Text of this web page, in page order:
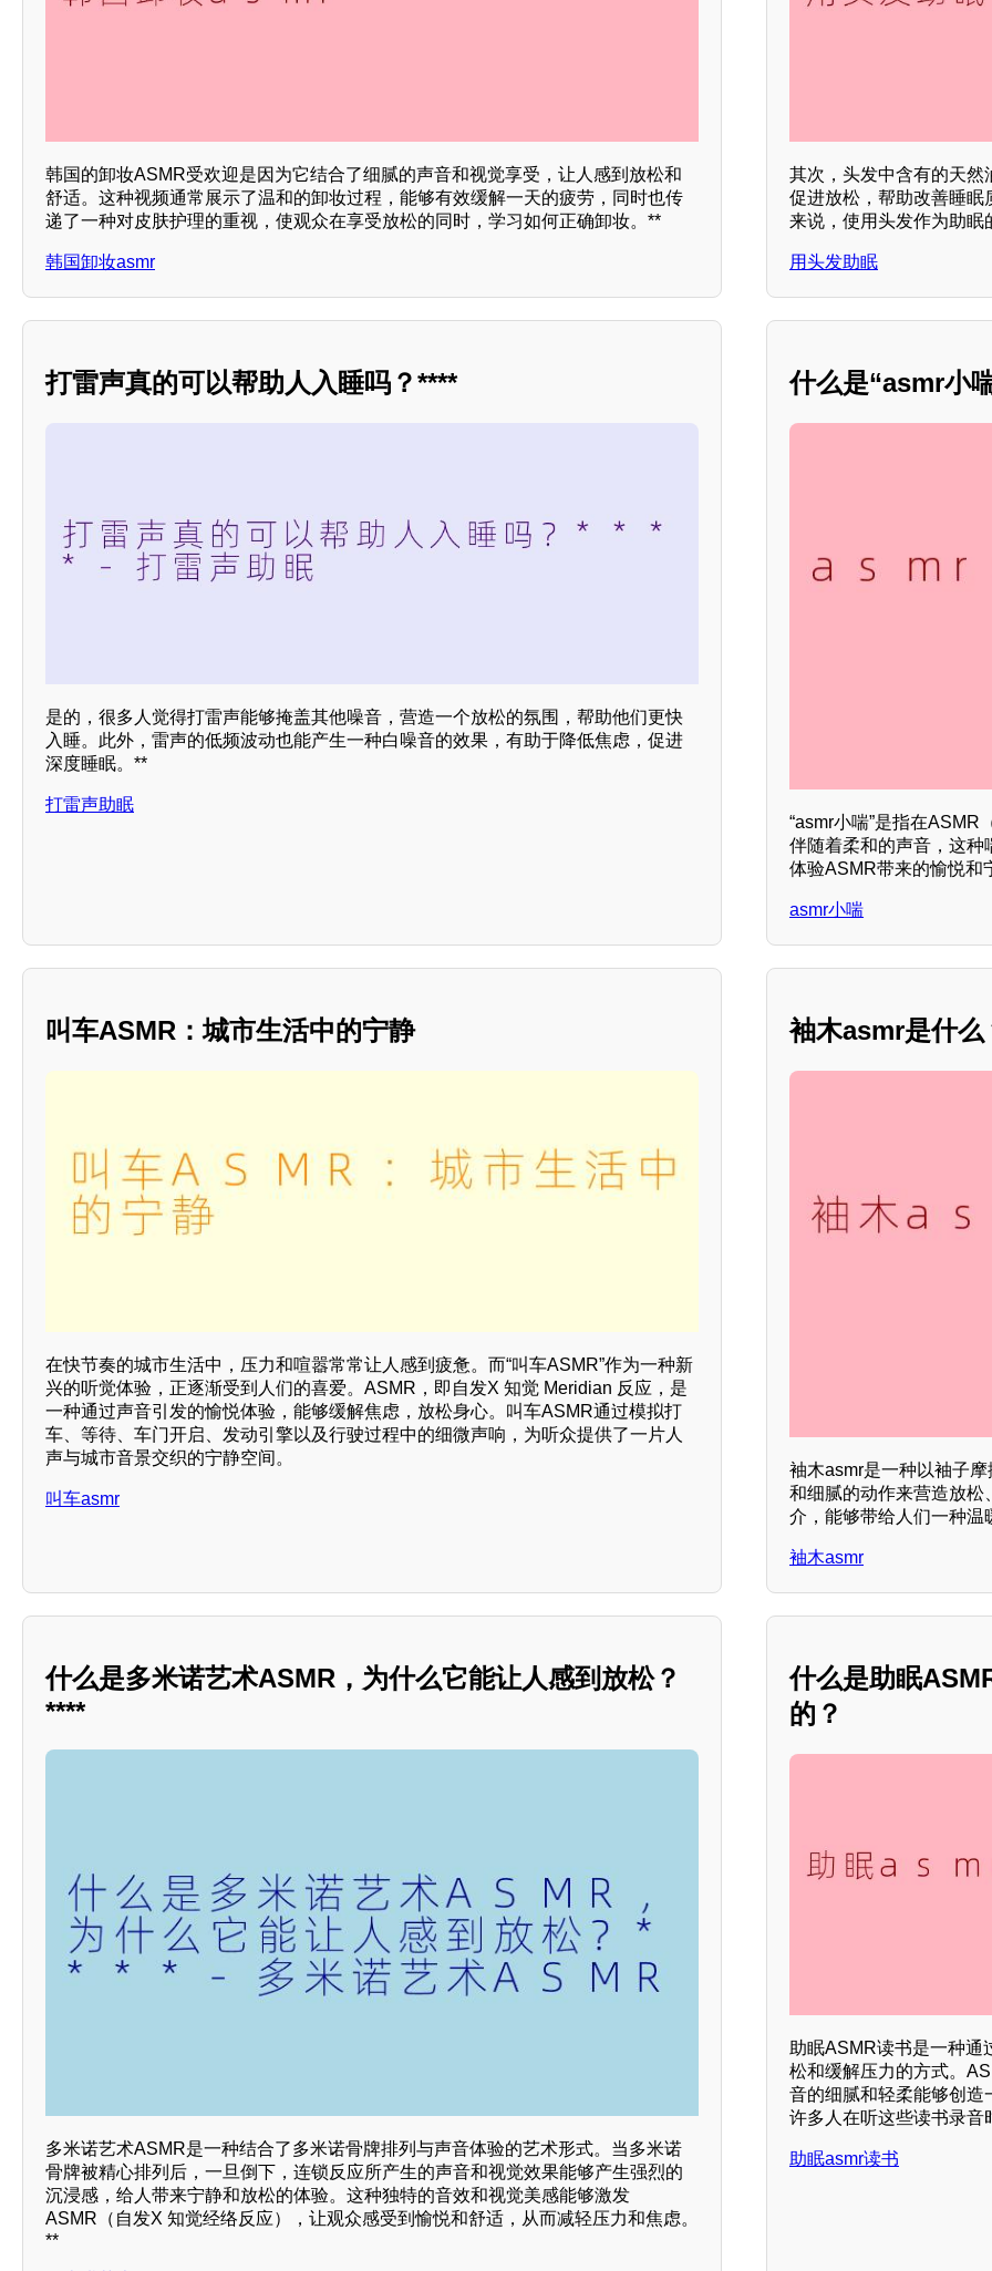
韩国的卸妆ASMR受欢迎是因为它结合了细腻的声音和视觉享受，让人感到放松和
舒适。这种视频通常展示了温和的卸妆过程，能够有效缓解一天的疲劳，同时也传
递了一种对皮肤护理的重视，使观众在享受放松的同时，学习如何正确卸妆。**
韩国卸妆asmr
其次，头发中含有的天然
促进放松，帮助改善睡眠
来说，使用头发作为助眠
用头发助眠
打雷声真的可以帮助人入睡吗？****
是的，很多人觉得打雷声能够掩盖其他噪音，营造一个放松的氛围，帮助他们更快
入睡。此外，雷声的低频波动也能产生一种白噪音的效果，有助于降低焦虑，促进
深度睡眠。**
打雷声助眠
什么是“asmr小
“asmr小喘”是指在
伴随着柔和的声音，这种
体验ASMR带来的愉悦和
asmr小喘
叫车ASMR：城市生活中的宁静
在快节奏的城市生活中，压力和喧嚣常常让人感到疲惫。而“叫车ASMR”作为一种新
兴的听觉体验，正逐渐受到人们的喜爱。ASMR，即自发X 知觉 Meridian 反应，是
一种通过声音引发的愉悦体验，能够缓解焦虑，放松身心。叫车ASMR通过模拟打
车、等待、车门开启、发动引擎以及行驶过程中的细微声响，为听众提供了一片人
声与城市音景交织的宁静空间。
叫车asmr
袖木asmr是什
袖木asmr是一种以袖子
和细腻的动作来营造放松
介，能够带给人们一种温
袖木asmr
什么是多米诺艺术ASMR，为什么它能让人感到放松？
****
多米诺艺术ASMR是一种结合了多米诺骨牌排列与声音体验的艺术形式。当多米诺
骨牌被精心排列后，一旦倒下，连锁反应所产生的声音和视觉效果能够产生强烈的
沉浸感，给人带来宁静和放松的体验。这种独特的音效和视觉美感能够激发
ASMR（自发X 知觉经络反应），让观众感受到愉悦和舒适，从而减轻压力和焦虑。
**
什么是助眠
的？
助眠ASMR读书是一种通
松和缓解压力的方式。
音的细腻和轻柔能够创造
许多人在听这些读书录音
助眠asmr读书